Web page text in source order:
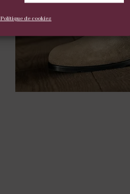
Politique de cookies